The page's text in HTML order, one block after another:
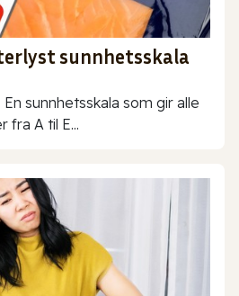
sunnhetsskala
sunnhetsskala som gir alle
fra A til E...